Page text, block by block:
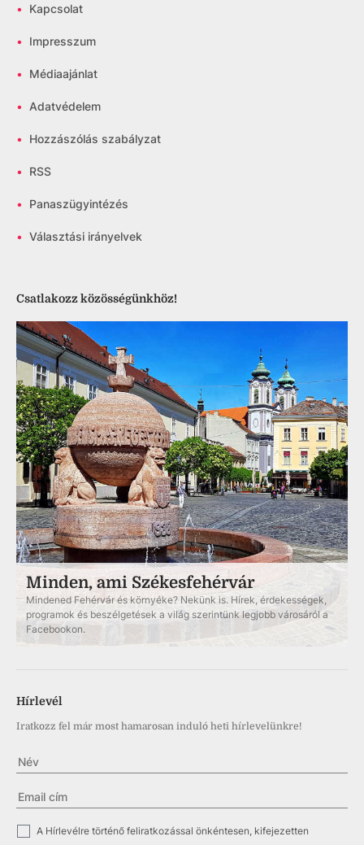
• Kapcsolat
• Impresszum
• Médiaajánlat
• Adatvédelem
• Hozzászólás szabályzat
• RSS
• Panaszügyintézés
• Választási irányelvek
Csatlakozz közösségünkhöz!
Minden, ami Székesfehérvár
Mindened Fehérvár és környéke? Nekünk is. Hírek, érdekességek,
programok és beszélgetések a világ szerintünk legjobb városáról a
Facebookon.
Hírlevél
Iratkozz fel már most hamarosan induló heti hírlevelünkre!
✓
A Hírlevélre történő feliratkozással önkéntesen, kifejezetten